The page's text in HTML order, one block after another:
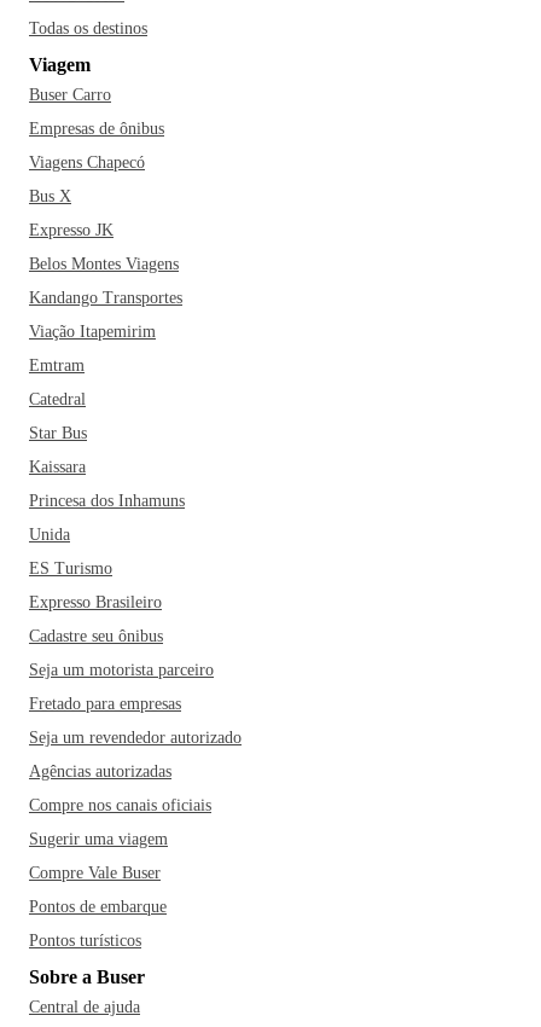
- , o Museu da Torre da Basílica, o Shopping dos Romeiros
e o Morro do Presépio. Aparecida do Norte é a 2ª cidade
mais visitada do Brasil, atrás apenas de São Paulo, capital
paulista. A cidade recebe cerca de 160 mil pessoas todos os
domingos.Aparecida é alvo de inúmeros desafios e
promessas religiosas. Anualmente, no feriado de 12 de
Somente no ano de 2013, a cidade recebeu 13.960 grupos
de romaria. Uma curiosidade sobre a cidade é que, após as
missas de fim de semana, o serviço de limpeza chega a
retirar até 10 toneladas de parafina que sobram das velas,
utilizadas para os pedidos de milagres e agradecimentos dos
um passeio pelo bondinho, em que é possível ter uma vista
incrível do Santuário, fazer uma caminhada pela Sala dos
Milagres, visitar o Museu de Cera e conhecer a Passarela da
Fé. O passeio de barco no Porto Itaguaçu também chama a
atenção, por levar os fiéis ao lugar exato onde apareceu a
Lanches e o Restaurante D’ Sandra!
Todas os destinos
Viagem
Buser Carro
Empresas de ônibus
Viagens Chapecó
Bus X
Expresso JK
Belos Montes Viagens
Kandango Transportes
Viação Itapemirim
Emtram
Catedral
Star Bus
Kaissara
Princesa dos Inhamuns
Unida
ES Turismo
Expresso Brasileiro
Cadastre seu ônibus
Seja um motorista parceiro
Fretado para empresas
Seja um revendedor autorizado
Agências autorizadas
Compre nos canais oficiais
Sugerir uma viagem
Compre Vale Buser
Pontos de embarque
Pontos turísticos
Sobre a Buser
Central de ajuda